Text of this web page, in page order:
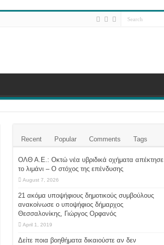
Recent Popular Comments Tags
ΟΛΘ Α.Ε.: Οκτώ νέα υβριδικά οχήματα απέκτησε
το λιμάνι – Ο στόχος της επένδυσης
August 7, 2026
21 ακόμα υποψήφιους δημοτικούς συμβούλους
ανακοίνωσε ο υποψήφιος δήμαρχος
Θεσσαλονίκης, Γιώργος Ορφανός
April 1, 2019
Δείτε ποια βοηθήματα δικαιούστε αν δεν